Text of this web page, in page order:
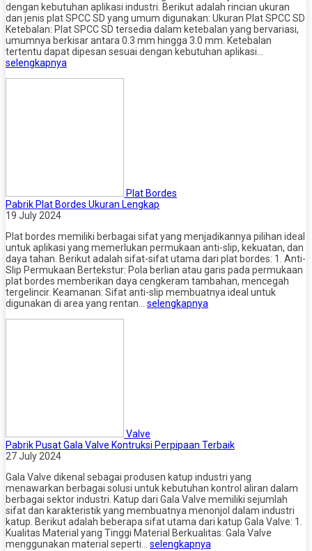
dengan kebutuhan aplikasi industri. Berikut adalah rincian ukuran
dan jenis plat SPCC SD yang umum digunakan: Ukuran Plat SPCC SD
Ketebalan: Plat SPCC SD tersedia dalam ketebalan yang bervariasi,
umumnya berkisar antara 0.3 mm hingga 3.0 mm. Ketebalan
tertentu dapat dipesan sesuai dengan kebutuhan aplikasi…
selengkapnya
Plat Bordes
Pabrik Plat Bordes Ukuran Lengkap
19 July 2024
Plat bordes memiliki berbagai sifat yang menjadikannya pilihan ideal
untuk aplikasi yang memerlukan permukaan anti-slip, kekuatan, dan
daya tahan. Berikut adalah sifat-sifat utama dari plat bordes: 1. Anti-
Slip Permukaan Bertekstur: Pola berlian atau garis pada permukaan
plat bordes memberikan daya cengkeram tambahan, mencegah
tergelincir. Keamanan: Sifat anti-slip membuatnya ideal untuk
digunakan di area yang rentan… selengkapnya
Valve
Pabrik Pusat Gala Valve Kontruksi Perpipaan Terbaik
27 July 2024
Gala Valve dikenal sebagai produsen katup industri yang
menawarkan berbagai solusi untuk kebutuhan kontrol aliran dalam
berbagai sektor industri. Katup dari Gala Valve memiliki sejumlah
sifat dan karakteristik yang membuatnya menonjol dalam industri
katup. Berikut adalah beberapa sifat utama dari katup Gala Valve: 1.
Kualitas Material yang Tinggi Material Berkualitas: Gala Valve
menggunakan material seperti… selengkapnya